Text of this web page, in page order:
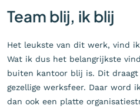
Team blij, ik blij
Het leukste van dit werk, vind
Wat ik dus het belangrijkste
buiten kantoor blij is. Dit draagt
gezellige werksfeer. Daar word
dan ook een platte